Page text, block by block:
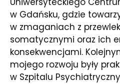
w Gdańsku, gdzie
w zmaganiach z
somatycznymi oraz ich
konsekwencjami.
mojego rozwoju były
w Szpitalu